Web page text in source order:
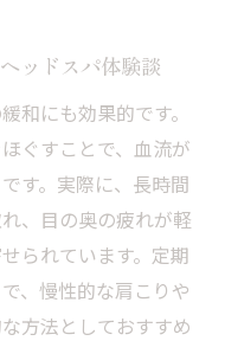
ッドスパ体験談
和にも効果的です。
ぐすことで、血流が
す。実際に、長時間
、目の奥の疲れが軽
られています。定期
、慢性的な肩こりや
方法としておすすめ